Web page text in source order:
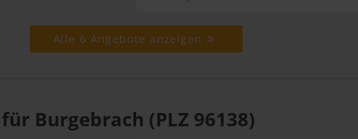
Alle 6 Angebote anzeigen
Burgebrach (PLZ 96138)